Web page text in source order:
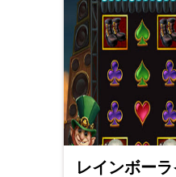
レインボー